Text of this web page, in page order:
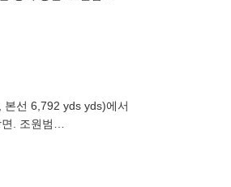
선 6,792 yds yds)에서
. 조원범